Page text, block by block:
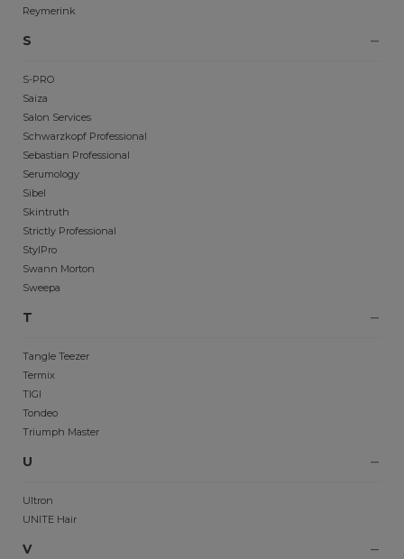
Reymerink
S
S-PRO
Saiza
Salon Services
Schwarzkopf Professional
Sebastian Professional
Serumology
Sibel
Skintruth
Strictly Professional
StylPro
Swann Morton
Sweepa
T
Tangle Teezer
Termix
TIGI
Tondeo
Triumph Master
U
Ultron
UNITE Hair
V